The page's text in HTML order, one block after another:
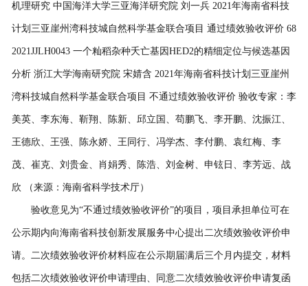
验收意见为“不通过绩效验收评价”的项目，项目承担单位可在
公示期内向海南省科技创新发展服务中心提出二次绩效验收评价申
请。二次绩效验收评价材料应在公示期届满后三个月内提交，材料
包括二次绩效验收评价申请理由、同意二次绩效验收评价申请复函